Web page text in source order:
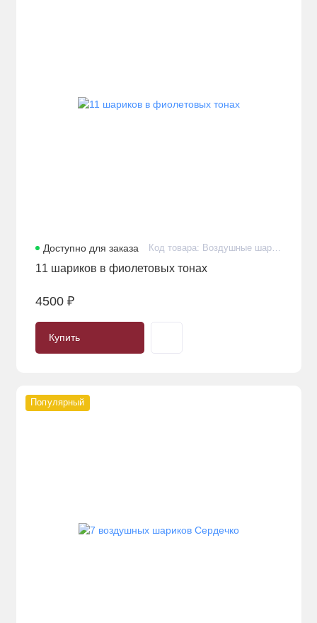
Доступно для заказа Код товара: Воздушные шарики с гелием премиум в количестве 11 штук
11 шариков в фиолетовых тонах
4500 ₽
Купить
Популярный